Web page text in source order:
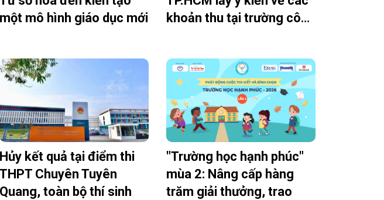
một mô hình giáo dục mới
khoản thu tại trường công
Hủy kết quả tại điểm thi
THPT Chuyên Tuyên
Quang, toàn bộ thí sinh
"Trường học hạnh phúc"
mùa 2: Nâng cấp hàng
trăm giải thưởng, trao